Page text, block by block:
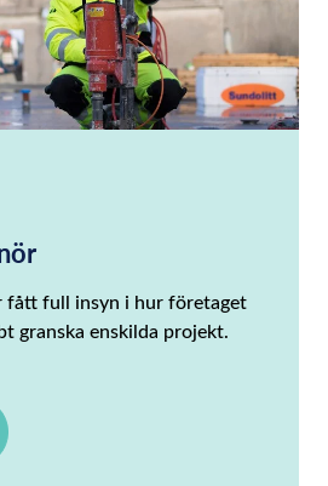
fått full insyn i hur företaget
granska enskilda projekt.